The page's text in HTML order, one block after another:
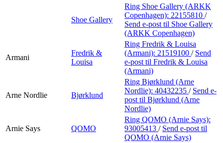
Shoe Gallery
Ring Shoe Gallery (ARKK
Copenhagen): 22155810 /
Send e-post til Shoe Gallery
(ARKK Copenhagen)
Armani
Fredrik &
Louisa
Ring Fredrik & Louisa
(Armani): 21519100 / Send
e-post til Fredrik & Louisa
(Armani)
Arne Nordlie Bjørklund
Ring Bjørklund (Arne
Nordlie): 40432235 / Send e-
post til Bjørklund (Arne
Nordlie)
Arnie Says QOMO
Ring QOMO (Arnie Says):
93005413 / Send e-post til
QOMO (Arnie Says)